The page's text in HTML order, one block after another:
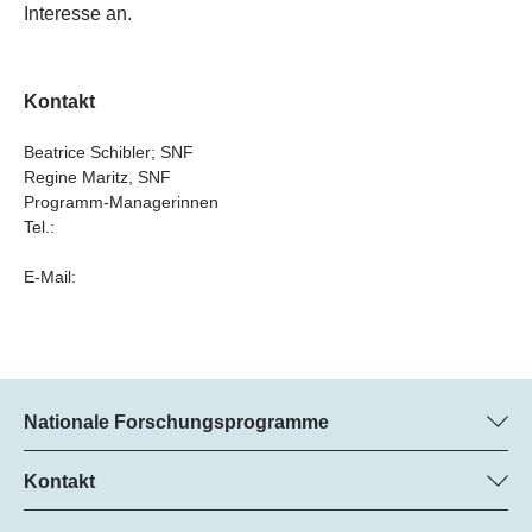
Interesse an.
Kontakt
Beatrice Schibler; SNF
Regine Maritz, SNF
Programm-Managerinnen
Tel.:
E-Mail:
Nationale Forschungsprogramme
Hier finden Sie Informationen zu allen Nationalen
Forschungsprogrammen (NFP):
Kontakt
Regine Maritz, SNF